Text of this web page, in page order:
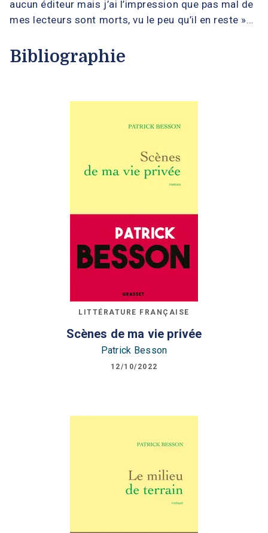
aucun éditeur mais j’ai l’impression que pas mal de
mes lecteurs sont morts, vu le peu qu’il en reste »…
Bibliographie
LITTÉRATURE FRANÇAISE
Scènes de ma vie privée
Patrick Besson
12/10/2022